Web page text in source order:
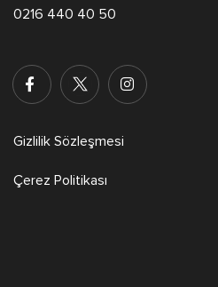
0216 440 40 50
Gizlilik Sözleşmesi
Çerez Politikası